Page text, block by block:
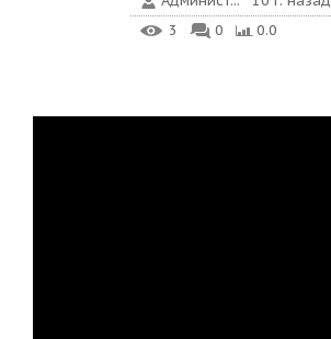
3
0 0.0